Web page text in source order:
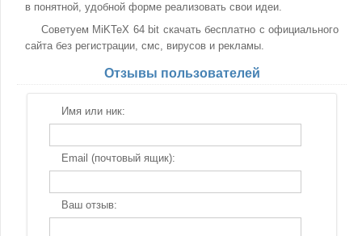
в понятной, удобной форме реализовать свои идеи.
Советуем MiKTeX 64 bit скачать бесплатно с официального
сайта без регистрации, смс, вирусов и рекламы.
Отзывы пользователей
Имя или ник:
Email (почтовый ящик):
Ваш отзыв: